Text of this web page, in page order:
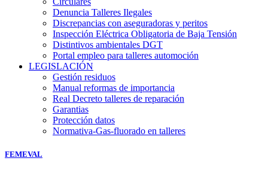
Denuncia Talleres Ilegales
Discrepancias con aseguradoras y peritos
Inspección Eléctrica Obligatoria de Baja Tensión
Distintivos ambientales DGT
Portal empleo para talleres automoción
LEGISLACIÓN
Gestión residuos
Manual reformas de importancia
Real Decreto talleres de reparación
Garantias
Protección datos
Normativa-Gas-fluorado en talleres
FEMEVAL